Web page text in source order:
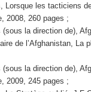
Lorsque les tacticiens
2008, 260 pages ;
la direction de),
de l’Afghanistan, La
la direction de),
2009, 245 pages ;